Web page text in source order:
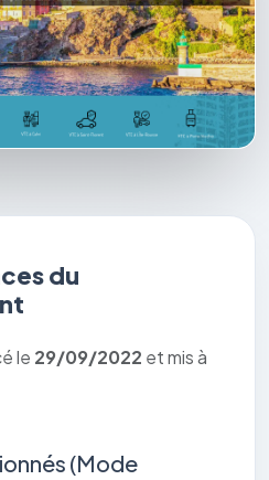
du
le 29/09/2022 et mis à
(Mode